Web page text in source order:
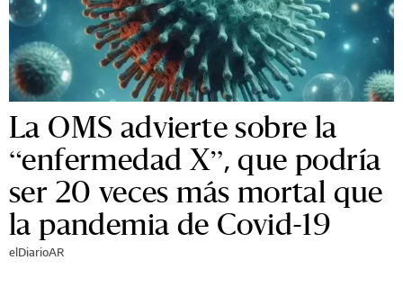
La OMS advierte sobre la
“enfermedad X”, que podría
ser 20 veces más mortal que
la pandemia de Covid-19
elDiarioAR